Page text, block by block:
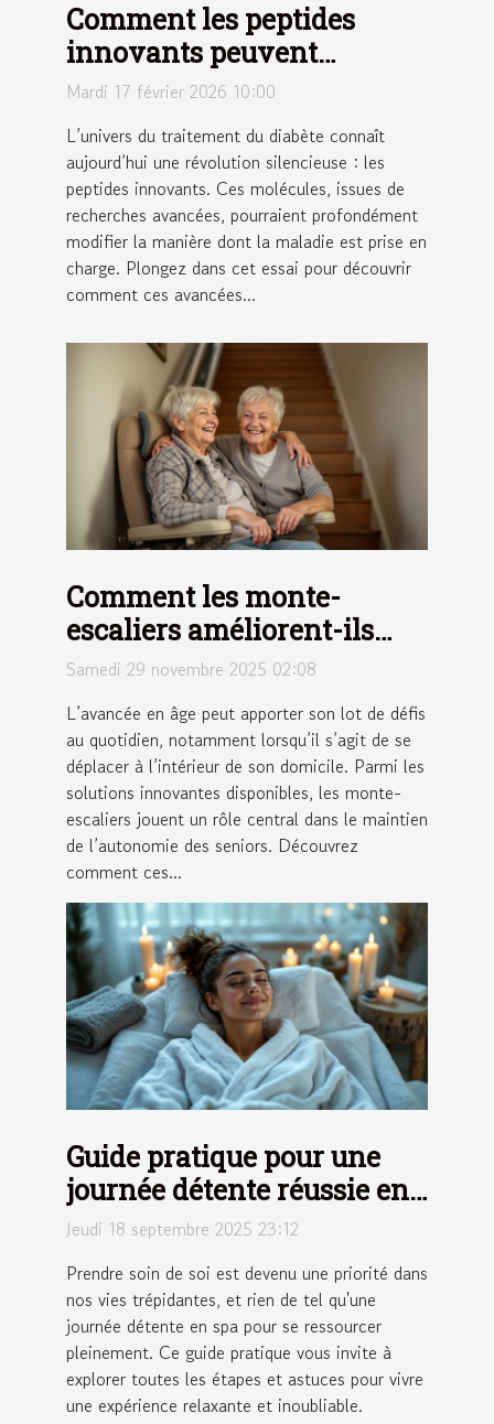
Comment les peptides
innovants peuvent
transformer le traitement
du diabète ?
Mardi 17 février 2026 10:00
L’univers du traitement du diabète connaît
aujourd’hui une révolution silencieuse : les
peptides innovants. Ces molécules, issues de
recherches avancées, pourraient profondément
modifier la manière dont la maladie est prise en
charge. Plongez dans cet essai pour découvrir
comment ces avancées...
Comment les monte-
escaliers améliorent-ils
l'autonomie des seniors ?
Samedi 29 novembre 2025 02:08
L’avancée en âge peut apporter son lot de défis
au quotidien, notamment lorsqu’il s’agit de se
déplacer à l’intérieur de son domicile. Parmi les
solutions innovantes disponibles, les monte-
escaliers jouent un rôle central dans le maintien
de l’autonomie des seniors. Découvrez
comment ces...
Guide pratique pour une
journée détente réussie en
spa
Jeudi 18 septembre 2025 23:12
Prendre soin de soi est devenu une priorité dans
nos vies trépidantes, et rien de tel qu'une
journée détente en spa pour se ressourcer
pleinement. Ce guide pratique vous invite à
explorer toutes les étapes et astuces pour vivre
une expérience relaxante et inoubliable.